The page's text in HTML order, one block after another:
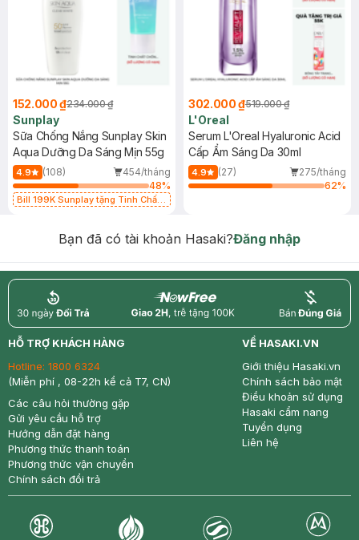
152.000 ₫234.000 ₫
Sunplay
Sữa Chống Nắng Sunplay Skin
Aqua Dưỡng Da Sáng Mịn 55g
4.9 (108)
454/tháng
48%
Bill 199K Sunplay tặng Tinh Chất
302.000 ₫519.000 ₫
L'Oreal
Serum L'Oreal Hyaluronic Acid
Cấp Ẩm Sáng Da 30ml
4.9 (27)
275/tháng
62%
Bạn đã có tài khoản Hasaki?Đăng nhập
return nowfree price
HỖ TRỢ KHÁCH HÀNG
Hotline: 1800 6324
(Miễn phí , 08-22h kể cả T7, CN)
Các câu hỏi thường gặp
Gửi yêu cầu hỗ trợ
Hướng dẫn đặt hàng
Phương thức thanh toán
Phương thức vận chuyển
Chính sách đổi trả
VỀ HASAKI.VN
Giới thiệu Hasaki.vn
Chính sách bảo mật
Điều khoản sử dụng
Hasaki cẩm nang
Tuyển dụng
Liên hệ